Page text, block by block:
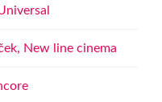
New line cinema